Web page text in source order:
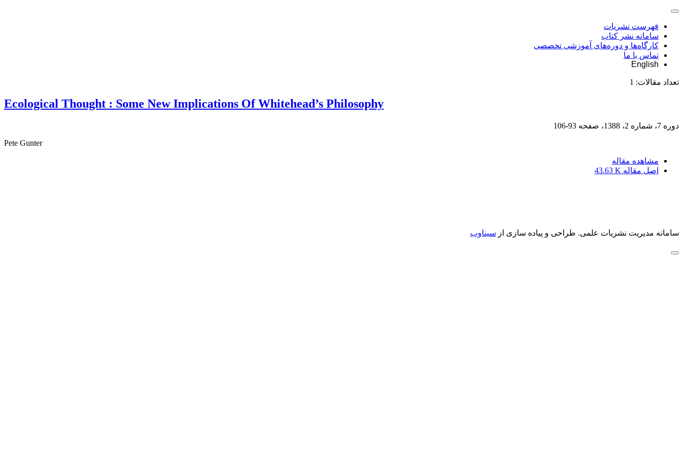
فهرست نشریات
سامانه نشر کتاب
کارگاه‌ها و دوره‌های آموزشی تخصصی
تماس با ما
English
تعداد مقالات: 1
Ecological Thought : Some New Implications Of Whitehead’s Philosophy
دوره 7، شماره 2، 1388، صفحه
93-106
Pete Gunter
مشاهده مقاله
اصل مقاله 43.63 K
سامانه مدیریت نشریات علمی. طراحی و پیاده سازی از سیناوب